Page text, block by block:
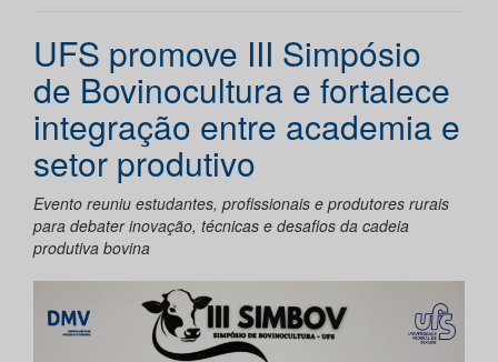
UFS promove III Simpósio
de Bovinocultura e fortalece
integração entre academia e
setor produtivo
Evento reuniu estudantes, profissionais e produtores rurais
para debater inovação, técnicas e desafios da cadeia
produtiva bovina